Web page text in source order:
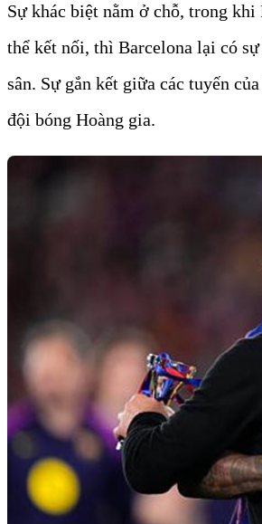
Sự khác biệt nằm ở chỗ, trong
thể kết nối, thì Barcelona lại có
sân. Sự gắn kết giữa các tuyến
đội bóng Hoàng gia.